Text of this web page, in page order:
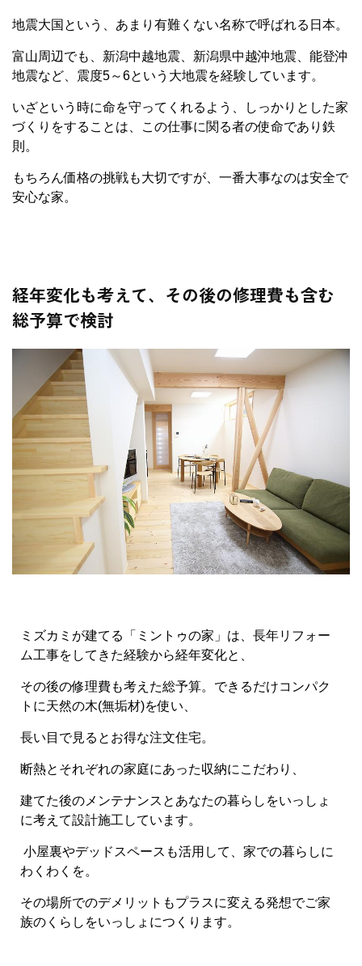
地震大国という、あまり有難くない名称で呼ばれる日本。
富山周辺でも、新潟中越地震、新潟県中越沖地震、能登沖
地震など、震度5～6という大地震を経験しています。
いざという時に命を守ってくれるよう、しっかりとした家
づくりをすることは、この仕事に関る者の使命であり鉄
則。
もちろん価格の挑戦も大切ですが、一番大事なのは安全で
安心な家。
経年変化も考えて、その後の修理費も含む
総予算で検討
ミズカミが建てる「ミントゥの家」は、長年リフォー
ム工事をしてきた経験から経年変化と、
その後の修理費も考えた総予算。できるだけコンパク
トに天然の木(無垢材)を使い、
長い目で見るとお得な注文住宅。
断熱とそれぞれの家庭にあった収納にこだわり、
建てた後のメンテナンスとあなたの暮らしをいっしょ
に考えて設計施工しています。
小屋裏やデッドスペースも活用して、家での暮らしに
わくわくを。
その場所でのデメリットもプラスに変える発想でご家
族のくらしをいっしょにつくります。